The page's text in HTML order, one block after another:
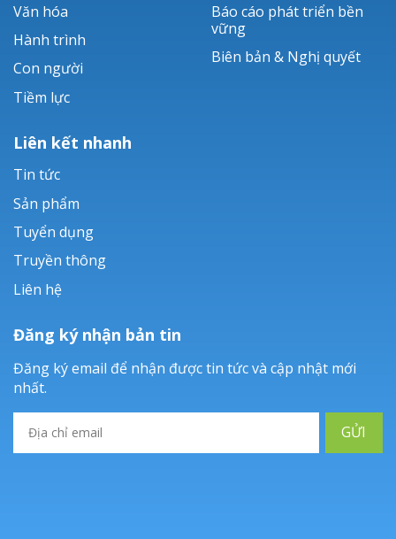
Văn hóa
Hành trình
Con người
Tiềm lực
Báo cáo phát triển bền
vững
Biên bản & Nghị quyết
Liên kết nhanh
Tin tức
Sản phẩm
Tuyển dụng
Truyền thông
Liên hệ
Đăng ký nhận bản tin
Đăng ký email để nhận được tin tức và cập nhật mới
nhất.
GỬI